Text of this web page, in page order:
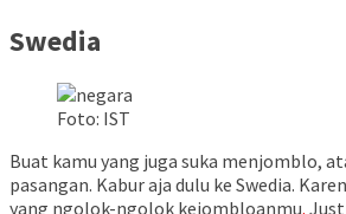
Swedia
Foto: IST
Buat kamu yang juga suka menjomblo,
pasangan. Kabur aja dulu ke Swedia.
yang ngolok-ngolok kejombloanmu.